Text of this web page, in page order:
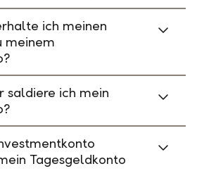
ich meinen
meinem
saldiere ich mein
Tagesgeldkonto